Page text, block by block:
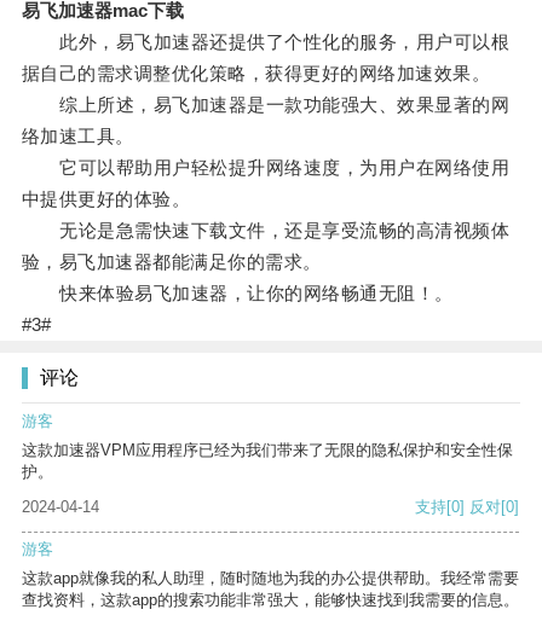
易飞加速器mac下载
此外，易飞加速器还提供了个性化的服务，用户可以根
据自己的需求调整优化策略，获得更好的网络加速效果。
综上所述，易飞加速器是一款功能强大、效果显著的网
络加速工具。
它可以帮助用户轻松提升网络速度，为用户在网络使用
中提供更好的体验。
无论是急需快速下载文件，还是享受流畅的高清视频体
验，易飞加速器都能满足你的需求。
快来体验易飞加速器，让你的网络畅通无阻！。
#3#
评论
游客
这款加速器VPM应用程序已经为我们带来了无限的隐私保护和安全性保
护。
2024-04-14
支持[0] 反对[0]
游客
这款app就像我的私人助理，随时随地为我的办公提供帮助。我经常需要
查找资料，这款app的搜索功能非常强大，能够快速找到我需要的信息。